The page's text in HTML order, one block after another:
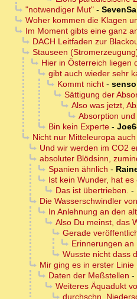
"notwendiger Mut"-
Woher kommen die Klagen
Im Moment gibts eine ganz
DACH Leitfaden zur
Stauseen
Hier in Österreich liegen
gibt auch wieder sehr
Kommt nicht-
Sättigung der
Also was jetzt,
Absorption
Bin kein Experte-
Nicht nur Mitteleuropa
Und wir werden im CO2
absoluter Blödsinn,
Spanien ähnlich -
Ist kein Wunder, hat
Das ist übertrieben. -
Die Wasserschwindler
In Anlehnung an den
Also Du meinst, das
Gerade
Erinnerungen an
Wusste nicht dass
Mir ging es in erster
Daten der Meßstellen -
Weiteres Äquadukt
durchschn.